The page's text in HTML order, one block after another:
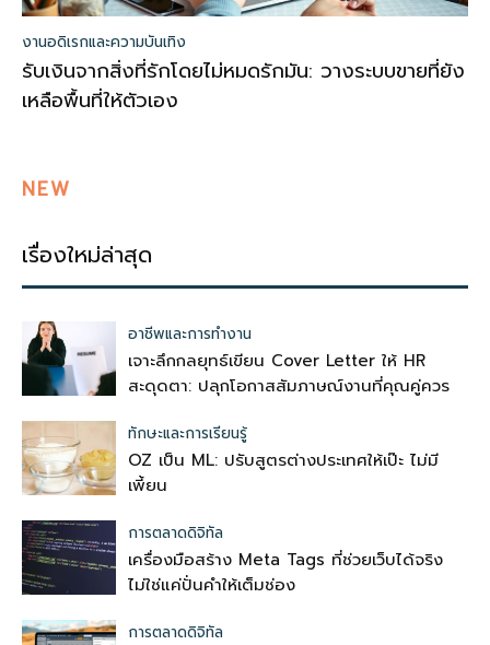
งานอดิเรกและความบันเทิง
รับเงินจากสิ่งที่รักโดยไม่หมดรักมัน: วางระบบขายที่ยัง
เหลือพื้นที่ให้ตัวเอง
NEW
เรื่องใหม่ล่าสุด
อาชีพและการทำงาน
เจาะลึกกลยุทธ์เขียน Cover Letter ให้ HR
สะดุดตา: ปลุกโอกาสสัมภาษณ์งานที่คุณคู่ควร
ทักษะและการเรียนรู้
OZ เป็น ML: ปรับสูตรต่างประเทศให้เป๊ะ ไม่มี
เพี้ยน
การตลาดดิจิทัล
เครื่องมือสร้าง Meta Tags ที่ช่วยเว็บได้จริง
ไม่ใช่แค่ปั่นคำให้เต็มช่อง
การตลาดดิจิทัล